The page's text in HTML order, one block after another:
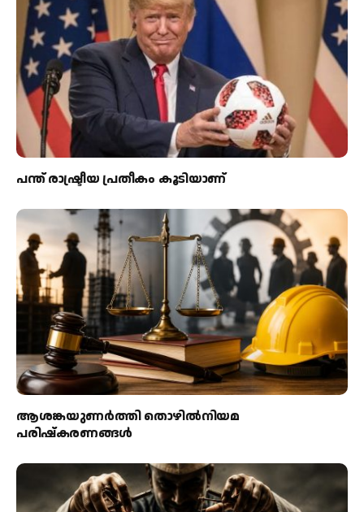
പന്ത്‌ രാഷ്ട്രീയ പ്രതീകം കൂടിയാണ്
ആശങ്കയുണര്‍ത്തി തൊഴില്‍നിയമ
പരിഷ്‌കരണങ്ങള്‍